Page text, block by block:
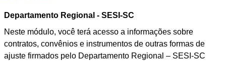
Departamento Regional - SESI-SC
Neste módulo, você terá acesso a informações sobre
contratos, convênios e instrumentos de outras formas de
ajuste firmados pelo Departamento Regional – SESI-SC